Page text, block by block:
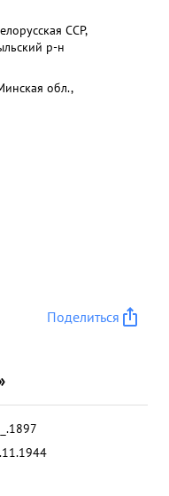
ССР,
р-н
обл.,
Поделиться